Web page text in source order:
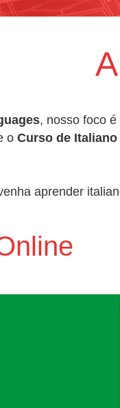
, nosso foco
o Curso de
aprender